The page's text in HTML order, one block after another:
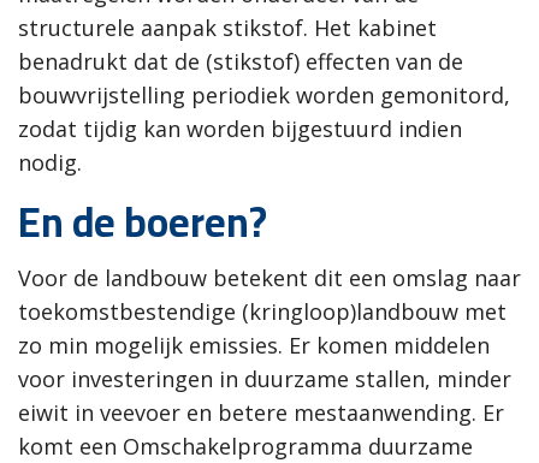
structurele aanpak stikstof. Het kabinet
benadrukt dat de (stikstof) effecten van de
bouwvrijstelling periodiek worden gemonitord,
zodat tijdig kan worden bijgestuurd indien
nodig.
En de boeren?
Voor de landbouw betekent dit een omslag naar
toekomstbestendige (kringloop)landbouw met
zo min mogelijk emissies. Er komen middelen
voor investeringen in duurzame stallen, minder
eiwit in veevoer en betere mestaanwending. Er
komt een Omschakelprogramma duurzame